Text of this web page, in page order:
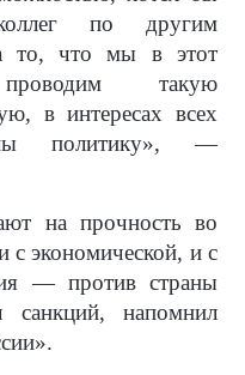
по другим
то, что мы в этот
такую
в интересах всех
политику», —
на прочность во
с экономической, и с
— против страны
санкций, напомнил